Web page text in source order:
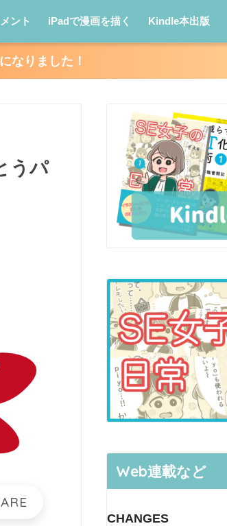
ント iPadで漫画を描く Kindle本出版
なりました！
うパ
Web連載など
CHANGES